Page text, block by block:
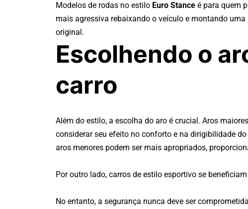
Modelos de rodas no estilo Euro Stance é para quem
mais agressiva rebaixando o veículo e montando
original.
Escolhendo o
carro
Além do estilo, a escolha do aro é crucial. Aros
considerar seu efeito no conforto e na dirigibilidade
aros menores podem ser mais apropriados,
Por outro lado, carros de estilo esportivo se
No entanto, a segurança nunca deve ser